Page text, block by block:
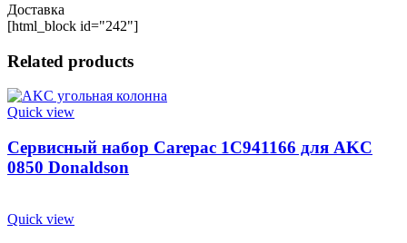
Доставка
[html_block id="242"]
Related products
Quick view
Сервисный набор Carepac 1C941166 для AKC
0850 Donaldson
Quick view